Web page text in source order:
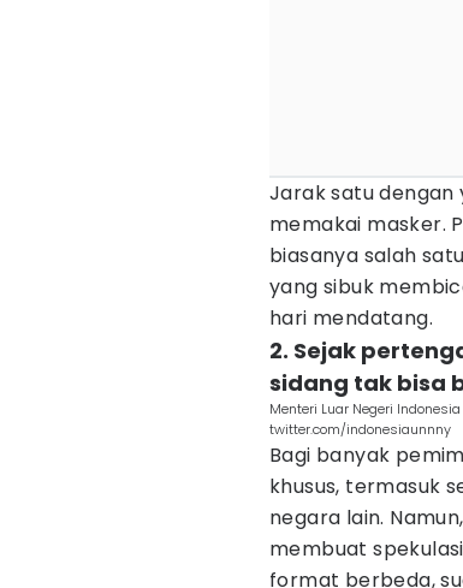
Jarak satu dengan
memakai masker.
biasanya salah
yang sibuk
hari mendatang.
2. Sejak
sidang tak bisa
Menteri Luar Negeri
twitter.com/indonesiaunnny
Bagi banyak
khusus, termasuk
negara lain.
membuat
format berbeda,